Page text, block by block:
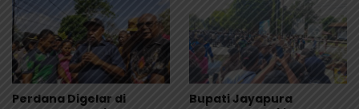
Perdana Digelar di
Bupati Jayapura